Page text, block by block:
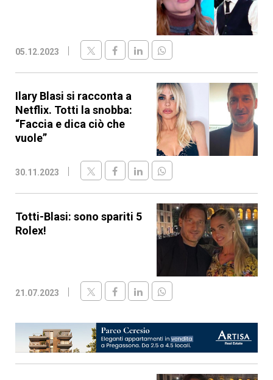
05.12.2023
Ilary Blasi si racconta a
Netflix. Totti la snobba:
“Faccia e dica ciò che
vuole”
30.11.2023
Totti-Blasi: sono spariti 5
Rolex!
21.07.2023